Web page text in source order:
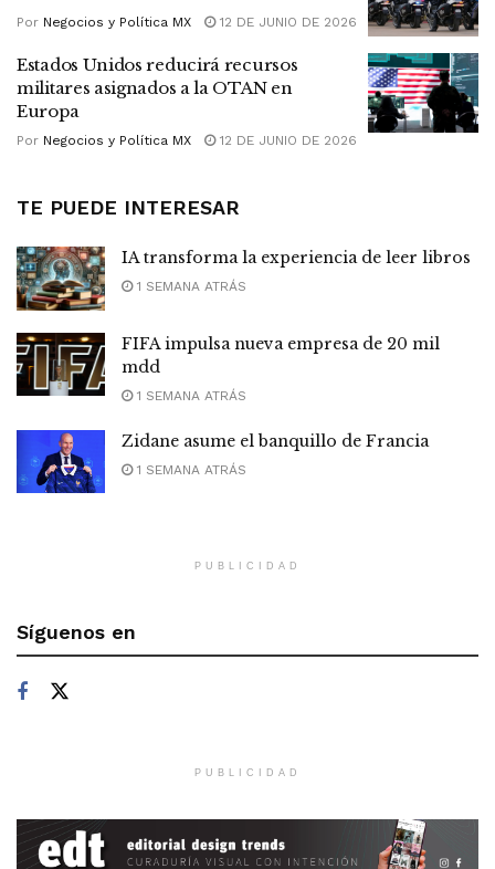
Por Negocios y Política MX 12 DE JUNIO DE 2026
Estados Unidos reducirá recursos
militares asignados a la OTAN en
Europa
Por Negocios y Política MX 12 DE JUNIO DE 2026
TE PUEDE INTERESAR
IA transforma la experiencia de leer libros
1 SEMANA ATRÁS
FIFA impulsa nueva empresa de 20 mil
mdd
1 SEMANA ATRÁS
Zidane asume el banquillo de Francia
1 SEMANA ATRÁS
PUBLICIDAD
Síguenos en
PUBLICIDAD